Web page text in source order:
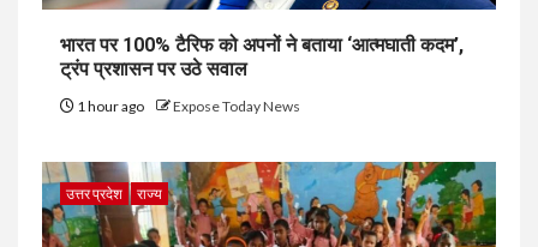
भारत पर 100% टैरिफ को अपनों ने बताया ‘आत्मघाती कदम’,
ट्रंप प्रशासन पर उठे सवाल
1 hour ago Expose Today News
उत्तर प्रदेश राज्य